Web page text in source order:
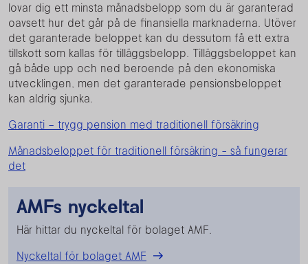
lovar dig ett minsta månadsbelopp som du är garanterad
oavsett hur det går på de finansiella marknaderna. Utöver
det garanterade beloppet kan du dessutom få ett extra
tillskott som kallas för tilläggsbelopp. Tilläggsbeloppet kan
gå både upp och ned beroende på den ekonomiska
utvecklingen, men det garanterade pensionsbeloppet
kan aldrig sjunka.
Garanti – trygg pension med traditionell försäkring
Månadsbeloppet för traditionell försäkring - så fungerar
det
AMFs nyckeltal
Här hittar du nyckeltal för bolaget AMF.
Nyckeltal för bolaget AMF